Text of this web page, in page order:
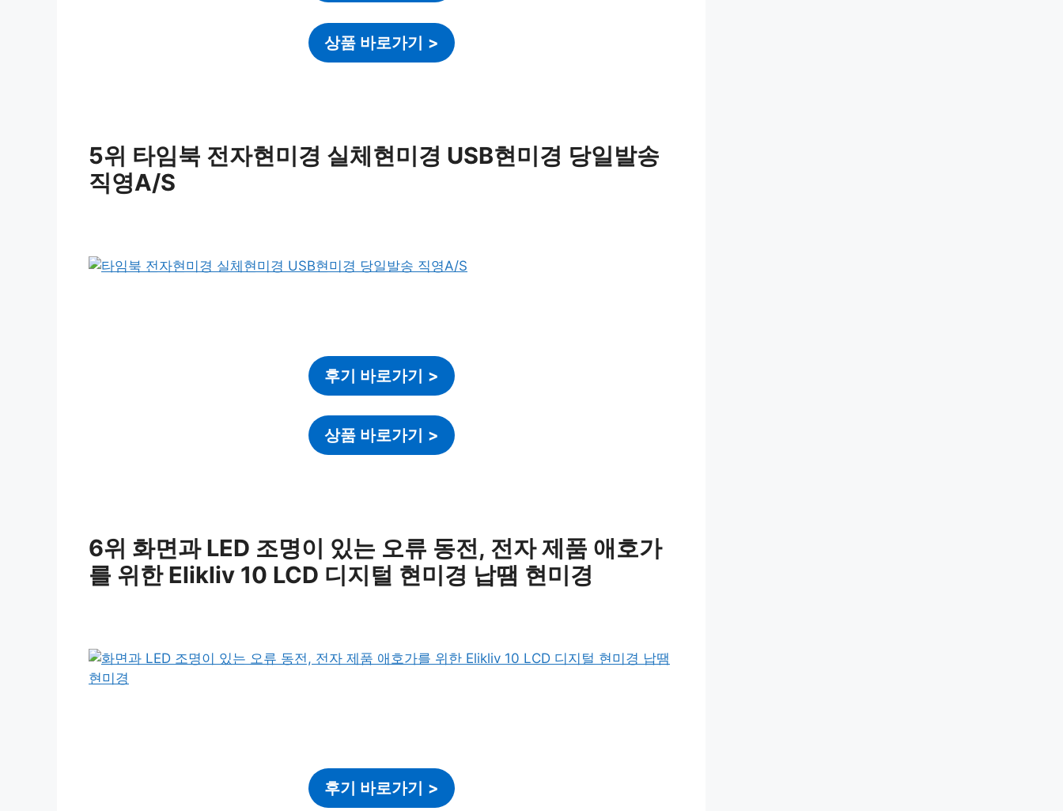
상품 바로가기 >
5위 타임북 전자현미경 실체현미경 USB현미경 당일발송
직영A/S
후기 바로가기 >
상품 바로가기 >
6위 화면과 LED 조명이 있는 오류 동전, 전자 제품 애호가
를 위한 Elikliv 10 LCD 디지털 현미경 납땜 현미경
후기 바로가기 >